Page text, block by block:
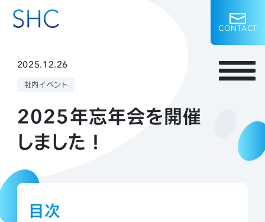
CONTACT
2025.12.26
社内イベント
2025年忘年会を開催
しました！
目次